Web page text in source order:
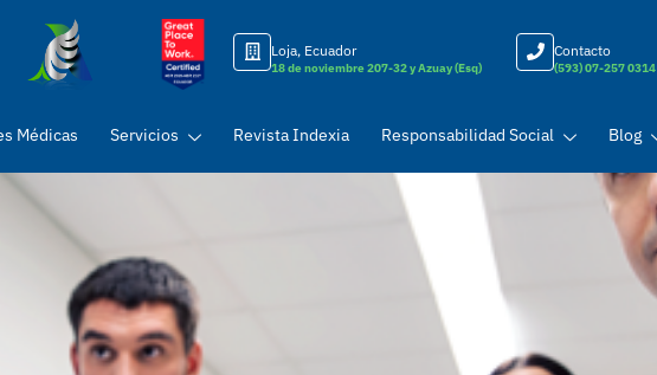
Loja, Ecuador
18 de noviembre 207-32 y Azuay (Esq)
Contacto
(593) 07-257 0314
Médicas Servicios Revista Indexia Responsabilidad Social Blog